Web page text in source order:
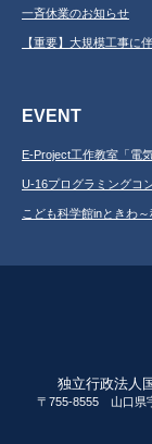
一斉休業のお知らせ
【重要】大規模工事に
EVENT
E-Project工作教室「電
U-16プログラミングコ
こども科学館inときわ
独立行政法人
〒755-8555 山口県